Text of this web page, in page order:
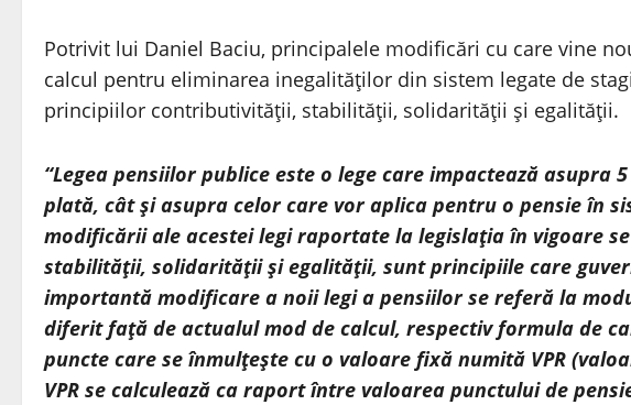
Potrivit lui Daniel Baciu, principalele modificări cu care vine
calcul pentru eliminarea inegalităţilor din sistem legate de
principiilor contributivităţii, stabilităţii, solidarităţii şi egalităţii.
“Legea pensiilor publice este o lege care impactează asupra
plată, cât şi asupra celor care vor aplica pentru o pensie în
modificării ale acestei legi raportate la legislaţia în vigoare
stabilităţii, solidarităţii şi egalităţii, sunt principiile care
importantă modificare a noii legi a pensiilor se referă la
diferit faţă de actualul mod de calcul, respectiv formula de
puncte care se înmulţeşte cu o valoare fixă numită VPR
VPR se calculează ca raport între valoarea punctului de